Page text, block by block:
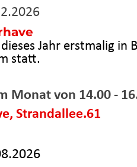
Jahr erstmalig in
statt.
Monatvon 14.00 -
Strandallee.61